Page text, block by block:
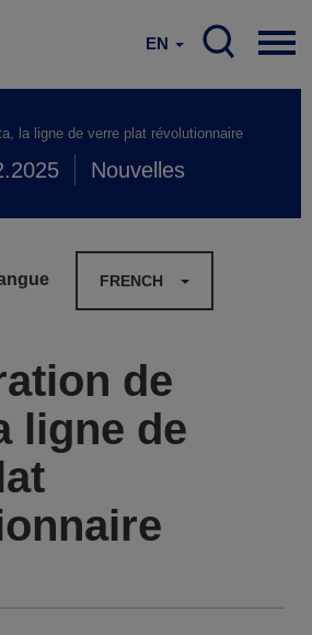
EN
la ligne de verre plat révolutionnaire
Nouvelles
FRENCH
de
ligne de